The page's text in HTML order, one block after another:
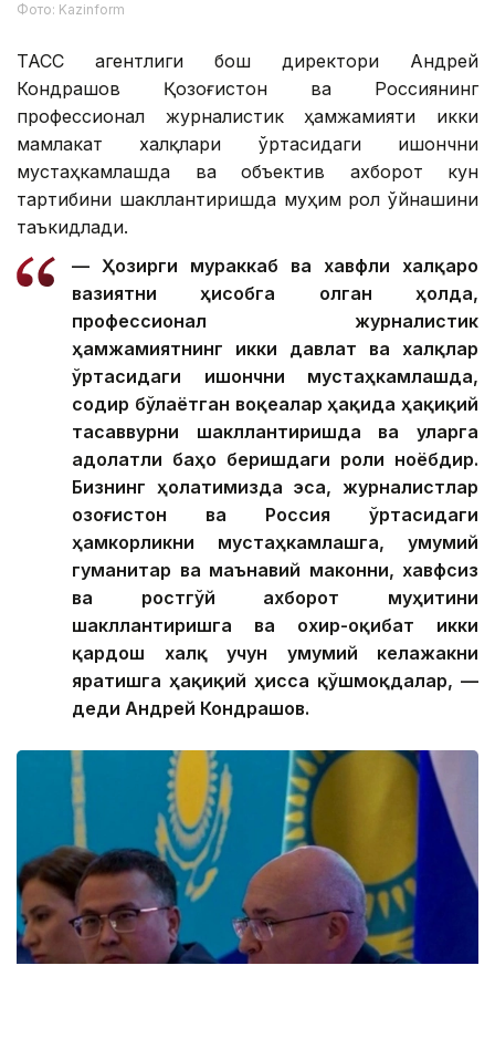
Фото: Kazinform
ТАСС агентлиги бош директори Андрей
Кондрашов Қозоғистон ва Россиянинг
профессионал журналистик ҳамжамияти икки
мамлакат халқлари ўртасидаги ишончни
мустаҳкамлашда ва объектив ахборот кун
тартибини шакллантиришда муҳим рол ўйнашини
таъкидлади.
— Ҳозирги мураккаб ва хавфли халқаро
вазиятни ҳисобга олган ҳолда,
профессионал журналистик
ҳамжамиятнинг икки давлат ва халқлар
ўртасидаги ишончни мустаҳкамлашда,
содир бўлаётган воқеалар ҳақида ҳақиқий
тасаввурни шакллантиришда ва уларга
адолатли баҳо беришдаги роли ноёбдир.
Бизнинг ҳолатимизда эса, журналистлар
Қозоғистон ва Россия ўртасидаги
ҳамкорликни мустаҳкамлашга, умумий
гуманитар ва маънавий маконни, хавфсиз
ва ростгўй ахборот муҳитини
шакллантиришга ва охир-оқибат икки
қардош халқ учун умумий келажакни
яратишга ҳақиқий ҳисса қўшмоқдалар, —
деди Андрей Кондрашов.